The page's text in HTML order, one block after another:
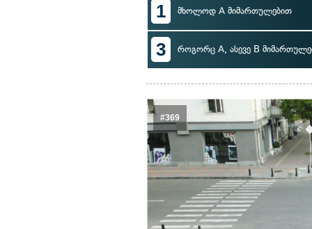
1 მხოლოდ A მიმართულებით
3 როგორც A, ასევე B
#369